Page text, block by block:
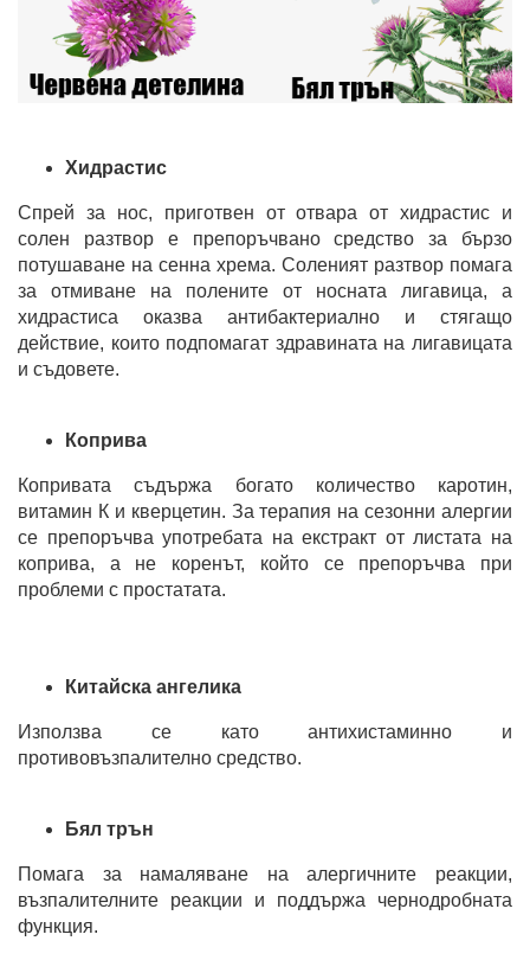
Хидрастис
Спрей за нос, приготвен от отвара от хидрастис и
солен разтвор е препоръчвано средство за бързо
потушаване на сенна хрема. Соленият разтвор помага
за отмиване на полените от носната лигавица, а
хидрастиса оказва антибактериално и стягащо
действие, които подпомагат здравината на лигавицата
и съдовете.
Коприва
Копривата съдържа богато количество каротин,
витамин К и кверцетин. За терапия на сезонни алергии
се препоръчва употребата на екстракт от листата на
коприва, а не коренът, който се препоръчва при
проблеми с простатата.
Китайска ангелика
Използва се като антихистаминно и
противовъзпалително средство.
Бял трън
Помага за намаляване на алергичните реакции,
възпалителните реакции и поддържа чернодробната
функция.